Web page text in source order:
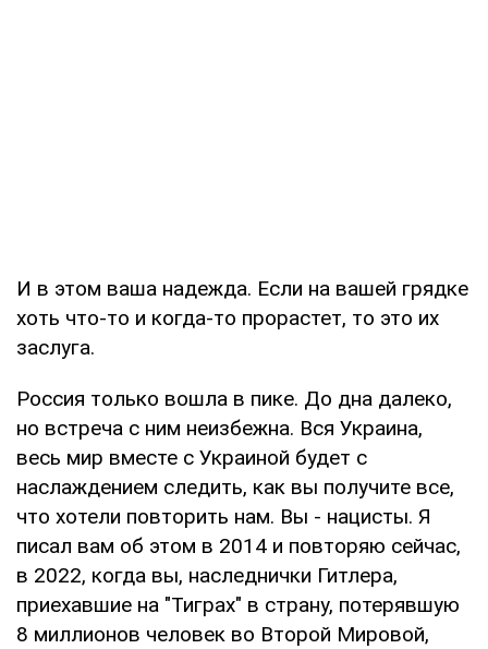
И в этом ваша надежда. Если на вашей грядке
хоть что-то и когда-то прорастет, то это их
заслуга.
Россия только вошла в пике. До дна далеко,
но встреча с ним неизбежна. Вся Украина,
весь мир вместе с Украиной будет с
наслаждением следить, как вы получите все,
что хотели повторить нам. Вы - нацисты. Я
писал вам об этом в 2014 и повторяю сейчас,
в 2022, когда вы, наследнички Гитлера,
приехавшие на "Тиграх" в страну, потерявшую
8 миллионов человек во Второй Мировой,